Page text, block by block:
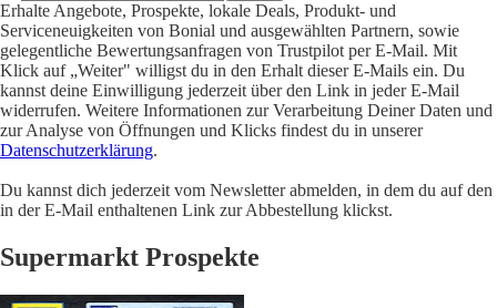
Erhalte Angebote, Prospekte, lokale Deals, Produkt- und
Serviceneuigkeiten von Bonial und ausgewählten Partnern, sowie
gelegentliche Bewertungsanfragen von Trustpilot per E-Mail. Mit
Klick auf „Weiter" willigst du in den Erhalt dieser E-Mails ein. Du
kannst deine Einwilligung jederzeit über den Link in jeder E-Mail
widerrufen. Weitere Informationen zur Verarbeitung Deiner Daten und
zur Analyse von Öffnungen und Klicks findest du in unserer
Datenschutzerklärung.
Du kannst dich jederzeit vom Newsletter abmelden, in dem du auf den
in der E-Mail enthaltenen Link zur Abbestellung klickst.
Supermarkt Prospekte